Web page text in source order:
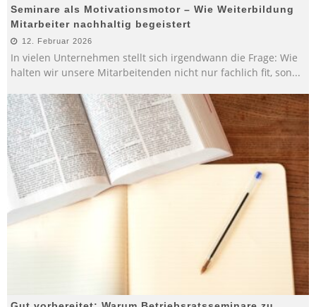
Seminare als Motivationsmotor – Wie Weiterbildung
Mitarbeiter nachhaltig begeistert
12. Februar 2026
In vielen Unternehmen stellt sich irgendwann die Frage: Wie
halten wir unsere Mitarbeitenden nicht nur fachlich fit, son...